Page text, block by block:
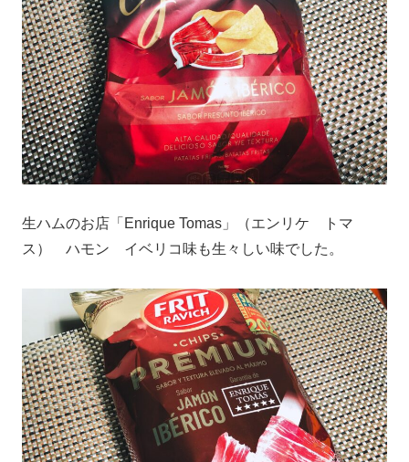
生ハムのお店「Enrique Tomas」（エンリケ トマ
ス） ハモン イベリコ味も生々しい味でした。